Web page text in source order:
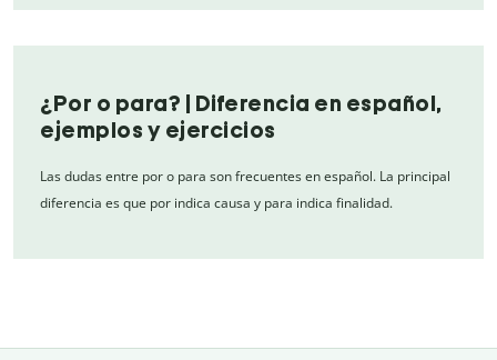
¿Por o para? | Diferencia en español,
ejemplos y ejercicios
Las dudas entre por o para son frecuentes en español. La principal
diferencia es que por indica causa y para indica finalidad.